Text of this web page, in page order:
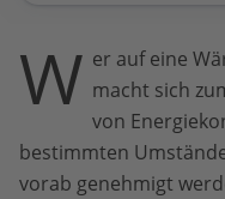
W er auf eine
macht sich
von
bestimmten
vorab genehmigt